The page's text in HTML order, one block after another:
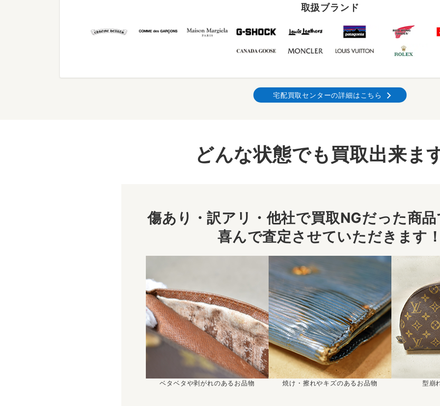
取扱ブランド
宅配買取センターの詳細はこちら
どんな状態でも買取出来ま
傷あり・訳アリ・他社で買取NGだった商
喜んで査定させていただきます
ベタベタや剥がれのあるお品物 焼け・擦れやキズのあるお品物 型崩